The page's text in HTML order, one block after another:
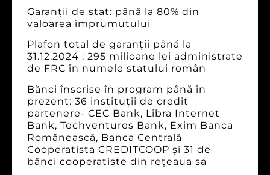
Garanții de stat: până la 80% din
valoarea împrumutului
Plafon total de garanții până la
31.12.2024 : 295 milioane lei administrate
de FRC în numele statului român
Bănci înscrise în program până în
prezent: 36 instituții de credit
partenere- CEC Bank, Libra Internet
Bank, Techventures Bank, Exim Banca
Românească, Banca Centrală
Cooperatista CREDITCOOP și 31 de
bănci cooperatiste din rețeaua sa